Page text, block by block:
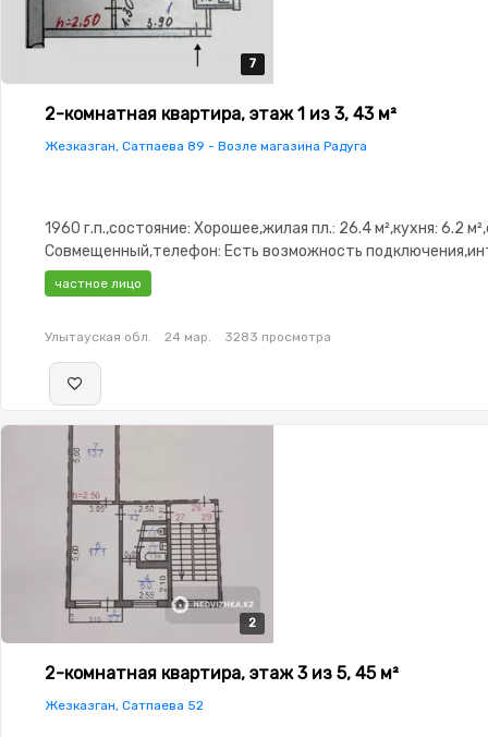
7
7
7
7
7
2-комнатная квартира, этаж 1 из 3, 43 м²
Жезказган, Сатпаева 89 - Возле магазина Радуга
1960 г.п.,состояние: Хорошее,жилая пл.: 26.4 м²,кухня: 6.2
Совмещенный,телефон: Есть возможность
Проводной,Домофон,Тихий двор
частное лицо
Улытауская обл. 24 мар. 3283 просмотра
2
2
2-комнатная квартира, этаж 3 из 5, 45 м²
Жезказган, Сатпаева 52